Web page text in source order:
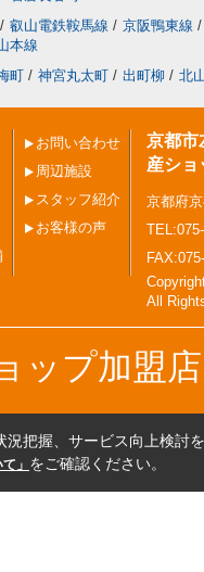
/ 叡山電鉄鞍馬線 / 京阪鴨東線 /
本線
町 / 神宮丸太町 / 出町柳 / 北
お問い合わせ
周辺施設
スタッフ紹介
お客様の声
京都市
産ショ
京都府
All
ップ加盟
把握、サービス向上検討
」 をご確認ください。